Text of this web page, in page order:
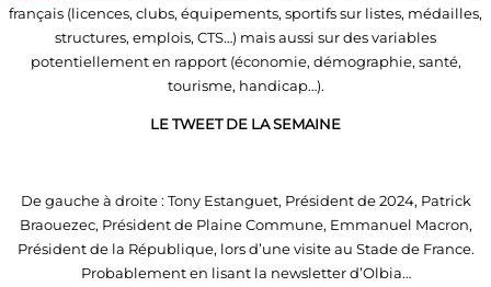
français (licences, clubs, équipements, sportifs sur listes, médailles,
structures, emplois, CTS…) mais aussi sur des variables
potentiellement en rapport (économie, démographie, santé,
tourisme, handicap…).
LE TWEET DE LA SEMAINE
De gauche à droite : Tony Estanguet, Président de 2024, Patrick
Braouezec, Président de Plaine Commune, Emmanuel Macron,
Président de la République, lors d’une visite au Stade de France.
Probablement en lisant la newsletter d’Olbia…